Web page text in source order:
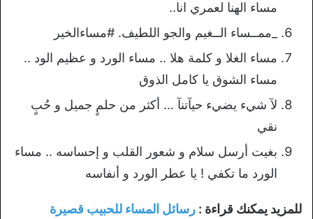
مساء الهنا لعمري انا..
_ممــساء الــغيم والجو اللطيف. #مساءالخير
مساء الغلا و كلمة هلا .. مساء الورد و عظيم الود ..
مساء الشوق يا كامل الذوق
لآ شيء يضيء حيآتنآ … أكثر من حلمٍ جميل و حُبٍ
نقي
بغيت أرسل سلام و شعور القلب و إحساسه .. مساء
الورد ما تكفي ! يا عطر الورد و أنفاسه
للمزيد يمكنك قراءة : رسائل المساء للحبيب قصيرة